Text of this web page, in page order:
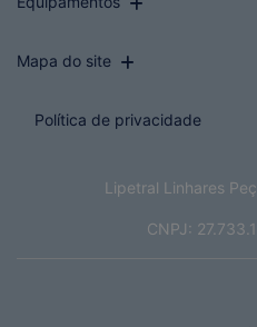
Mapa do site
Política de privacidade
Lipetral Linhares
CNPJ: